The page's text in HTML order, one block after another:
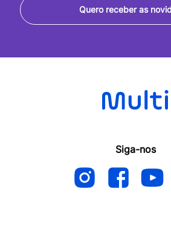
Quero receber as
Siga-nos